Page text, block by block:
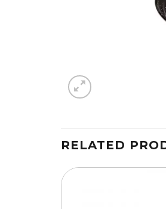
RELATED